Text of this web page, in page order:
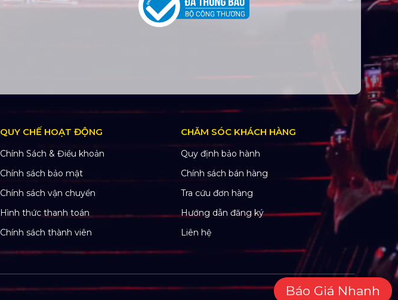
QUY CHẾ HOẠT ĐỘNG
Chính Sách & Điều khoản
Chính sách bảo mật
Chính sách vận chuyển
Hình thức thanh toán
Chính sách thành viên
CHĂM SÓC KHÁCH HÀNG
Quy định bảo hành
Chính sách bán hàng
Tra cứu đơn hàng
Hướng dẫn đăng ký
Liên hệ
Báo Giá Nhanh